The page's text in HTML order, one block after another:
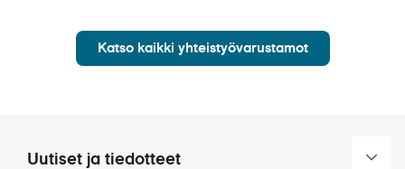
Katso kaikki yhteistyövarustamot
Uutiset ja tiedotteet